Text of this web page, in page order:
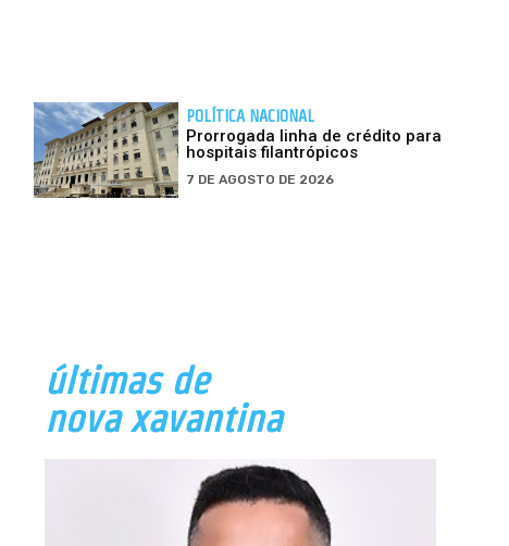
POLÍTICA NACIONAL
Prorrogada linha de crédito para
hospitais filantrópicos
7 DE AGOSTO DE 2026
últimas de
nova xavantina